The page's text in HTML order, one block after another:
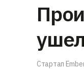
Стартап